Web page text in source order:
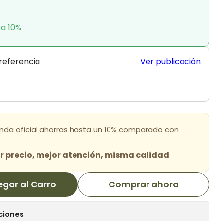
10%
Ver publicación
oficial ahorras hasta un 10% comparado con
precio, mejor atención, misma calidad
al Carro Comprar ahora